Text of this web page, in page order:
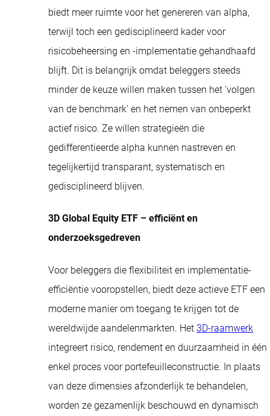
biedt meer ruimte voor het genereren van alpha,
terwijl toch een gedisciplineerd kader voor
risicobeheersing en -implementatie gehandhaafd
blijft. Dit is belangrijk omdat beleggers steeds
minder de keuze willen maken tussen het 'volgen
van de benchmark' en het nemen van onbeperkt
actief risico. Ze willen strategieën die
gedifferentieerde alpha kunnen nastreven en
tegelijkertijd transparant, systematisch en
gedisciplineerd blijven.
3D Global Equity ETF – efficiënt en
onderzoeksgedreven
Voor beleggers die flexibiliteit en implementatie-
efficiëntie vooropstellen, biedt deze actieve ETF een
moderne manier om toegang te krijgen tot de
wereldwijde aandelenmarkten. Het 3D-raamwerk
integreert risico, rendement en duurzaamheid in één
enkel proces voor portefeuilleconstructie. In plaats
van deze dimensies afzonderlijk te behandelen,
worden ze gezamenlijk beschouwd en dynamisch